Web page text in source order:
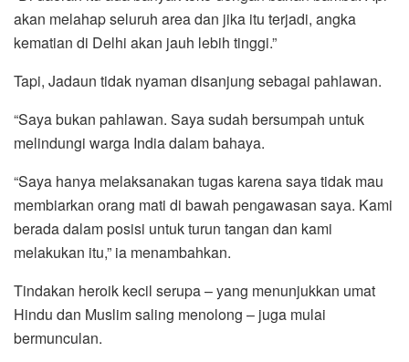
akan melahap seluruh area dan jika itu terjadi, angka
kematian di Delhi akan jauh lebih tinggi.”
Tapi, Jadaun tidak nyaman disanjung sebagai pahlawan.
“Saya bukan pahlawan. Saya sudah bersumpah untuk
melindungi warga India dalam bahaya.
“Saya hanya melaksanakan tugas karena saya tidak mau
membiarkan orang mati di bawah pengawasan saya. Kami
berada dalam posisi untuk turun tangan dan kami
melakukan itu,” ia menambahkan.
Tindakan heroik kecil serupa – yang menunjukkan umat
Hindu dan Muslim saling menolong – juga mulai
bermunculan.